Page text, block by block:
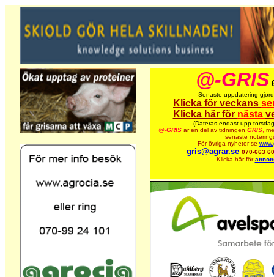
@-GRIS
Senaste uppdatering
Klicka för veckans
Klicka här för nästa
(Dateras endast upp
@-GRIS är en del av tidningen GRIS,
senaste
För övriga nyheter se
gris@agrar.se 070-663
Klicka här för